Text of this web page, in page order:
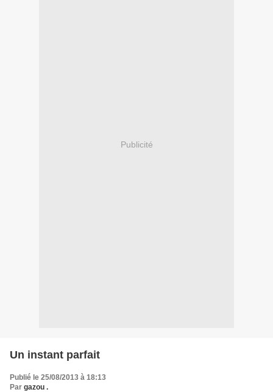
Publicité
Un instant parfait
Publié le 25/08/2013 à 18:13
Par gazou .